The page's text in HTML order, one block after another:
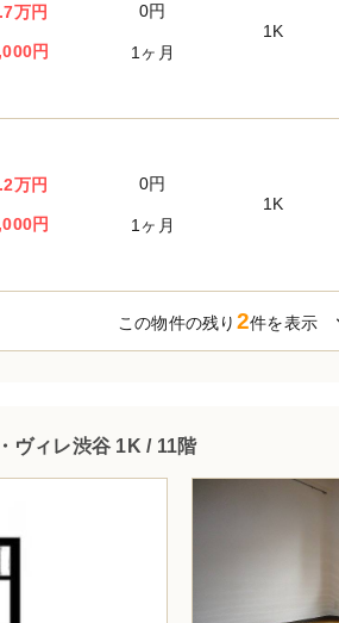
万円
円
0円
1ヶ月
1K
万円
円
0円
1ヶ月
1K
この物件の残り 2件を表示
ヴィレ渋谷 1K / 11階